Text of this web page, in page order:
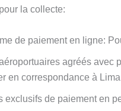
la collecte:
de paiement en ligne:
agréés avec
en correspondance à
exclusifs de paiement en